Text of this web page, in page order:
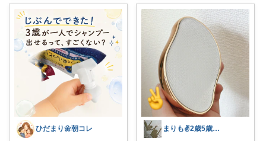
ひだまり🌼朝コレ まりも✌️2歳5歳のママ☀️朝コレ☀️